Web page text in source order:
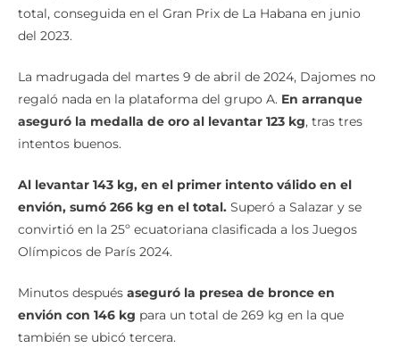
total, conseguida en el Gran Prix de La Habana en junio
del 2023.
La madrugada del martes 9 de abril de 2024, Dajomes no
regaló nada en la plataforma del grupo A. En arranque
aseguró la medalla de oro al levantar 123 kg, tras tres
intentos buenos.
Al levantar 143 kg, en el primer intento válido en el
envión, sumó 266 kg en el total. Superó a Salazar y se
convirtió en la 25º ecuatoriana clasificada a los Juegos
Olímpicos de París 2024.
Minutos después aseguró la presea de bronce en
envión con 146 kg para un total de 269 kg en la que
también se ubicó tercera.